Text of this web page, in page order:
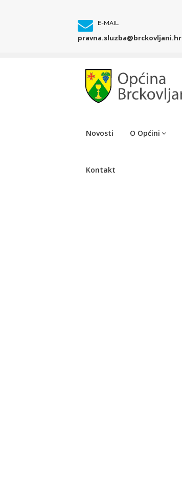
E-MAIL
pravna.sluzba@brckovljani.hr
Novosti O Općini
Kontakt